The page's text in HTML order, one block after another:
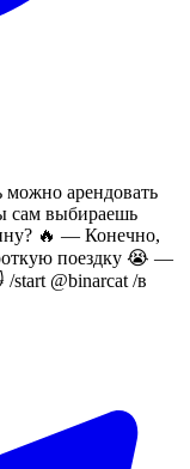
арендовать
сам выбираешь
🔥 — Конечно,
поездку 😭 —
/start @binarcat /в